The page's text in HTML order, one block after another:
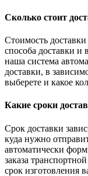
Сколько стоит
Стоимость
способа доставки и
наша система
доставки, в
выберете и какое
Какие сроки
Срок доставки
куда нужно
автоматически
заказа
срок изготовления